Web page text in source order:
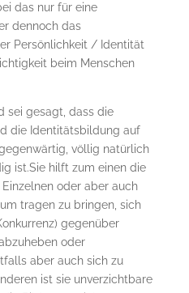
das nur für eine
dennoch das
Persönlichkeit / Identität
beim Menschen
sei gesagt, dass die
die Identitätsbildung auf
völlig natürlich
ist.Sie hilft zum einen die
oder aber auch
tragen zu bringen, sich
gegenüber
oder
aber auch sich zu
ist sie unverzichtbare